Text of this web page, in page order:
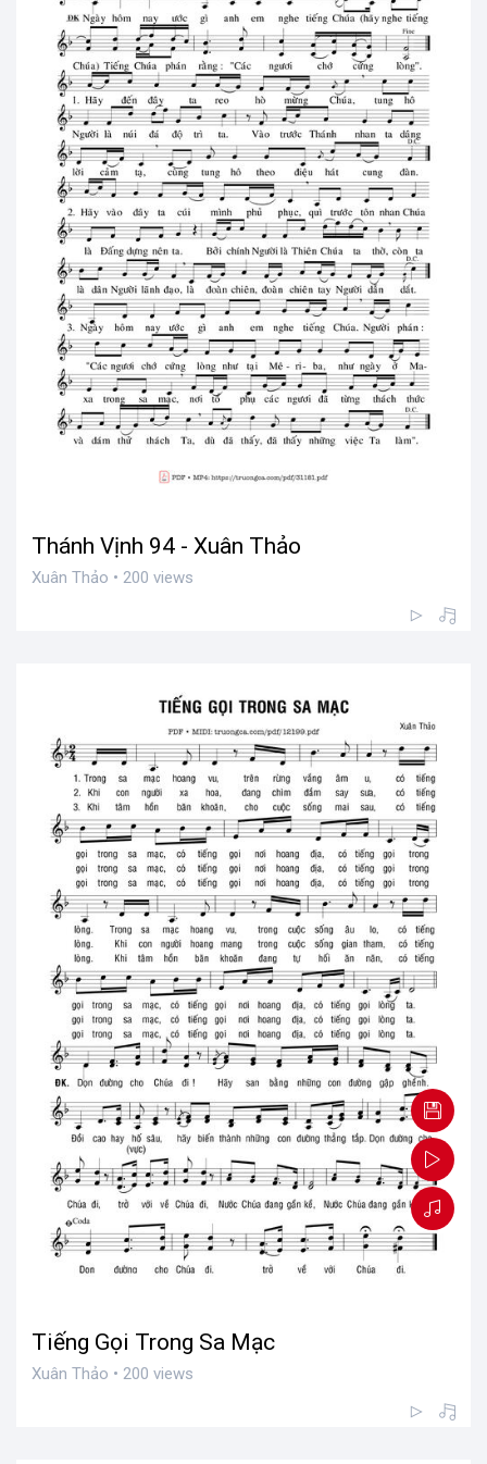
Thánh Vịnh 94 - Xuân Thảo
Xuân Thảo • 200 views
Tiếng Gọi Trong Sa Mạc
Xuân Thảo • 200 views